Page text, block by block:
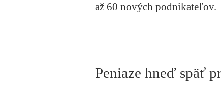
až 60 nových podnikateľov.
Peniaze hneď späť